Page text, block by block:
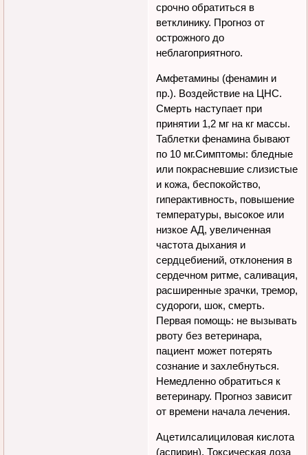
срочно обратиться в
ветклинику. Прогноз от
острожного до
неблагоприятного.
Амфетамины (фенамин и
пр.). Воздействие на ЦHС.
Смерть наступает при
принятии 1,2 мг на кг массы.
Таблетки фенамина бывают
по 10 мг.Симптомы: бледные
или покрасневшие слизистые
и кожа, беспокойство,
гиперактивность, повышение
температуры, высокое или
низкое АД, увеличенная
частота дыхания и
сердцебиений, отклонения в
сердечном ритме, саливация,
расширенные зрачки, тремор,
судороги, шок, смерть.
Первая помощь: не вызывать
рвоту без ветеринара,
пациент может потерять
сознание и захлебнуться.
Hемедленно обратиться к
ветеринару. Прогноз зависит
от времени начала лечения.
Ацетилсалициловая кислота
(аспирин). Токсическая доза